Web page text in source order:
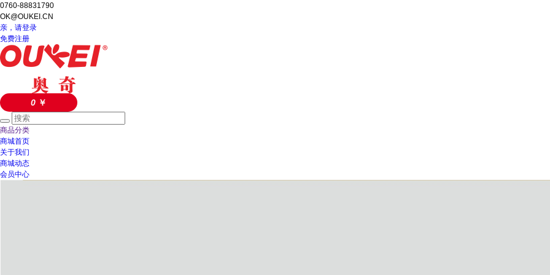
0760-88831790
OK@OUKEI.CN
亲，请登录
免费注册
0 ￥
商品分类
商城首页
关于我们
商城动态
会员中心